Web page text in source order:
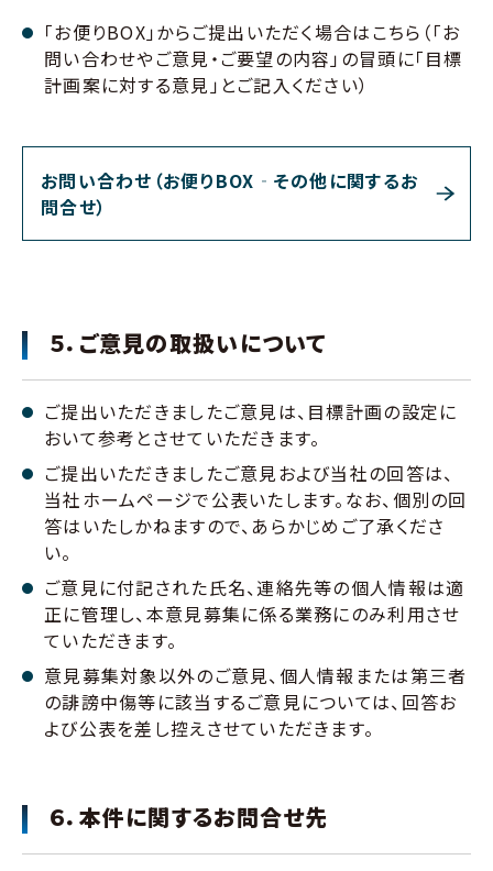
「お便りBOX」からご提出いただく場合はこちら（「お
問い合わせやご意見・ご要望の内容」の冒頭に「目標
計画案に対する意見」とご記入ください）
お問い合わせ（お便りBOX‐その他に関するお
問合せ）
５．ご意見の取扱いについて
ご提出いただきましたご意見は、目標計画の設定に
おいて参考とさせていただきます。
ご提出いただきましたご意見および当社の回答は、
当社ホームページで公表いたします。なお、個別の回
答はいたしかねますので、あらかじめご了承くださ
い。
ご意見に付記された氏名、連絡先等の個人情報は適
正に管理し、本意見募集に係る業務にのみ利用させ
ていただきます。
意見募集対象以外のご意見、個人情報または第三者
の誹謗中傷等に該当するご意見については、回答お
よび公表を差し控えさせていただきます。
６．本件に関するお問合せ先